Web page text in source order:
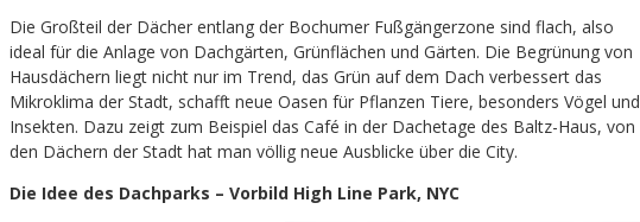
Die Großteil der Dächer entlang der Bochumer Fußgängerzone sind flach, also
ideal für die Anlage von Dachgärten, Grünflächen und Gärten. Die Begrünung von
Hausdächern liegt nicht nur im Trend, das Grün auf dem Dach verbessert das
Mikroklima der Stadt, schafft neue Oasen für Pflanzen Tiere, besonders Vögel und
Insekten. Dazu zeigt zum Beispiel das Café in der Dachetage des Baltz-Haus, von
den Dächern der Stadt hat man völlig neue Ausblicke über die City.
Die Idee des Dachparks – Vorbild High Line Park, NYC